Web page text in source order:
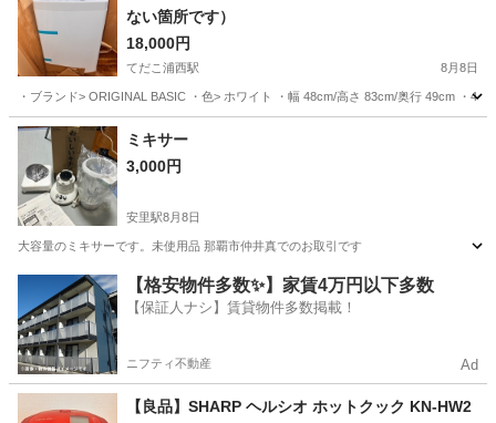
ない箇所です）
18,000円
てだこ浦西駅 8月8日
・ブランド> ORIGINAL BASIC ・色> ホワイト ・幅 48cm/高さ 83cm/奥行 49cm ・
沖縄 沖縄市 てだこ浦西駅
ミキサー
3,000円
安里駅8月8日
大容量のミキサーです。未使用品 那覇市仲井真でのお取引です
那覇市 安里駅 キッチン家電
【格安物件多数✨】家賃4万円以下多数
【保証人ナシ】賃貸物件多数掲載！
ニフティ不動産 Ad
【良品】SHARP ヘルシオ ホットクック KN-HW2